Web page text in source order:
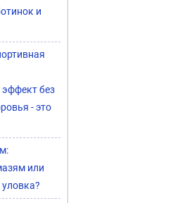
и
без
- это
или